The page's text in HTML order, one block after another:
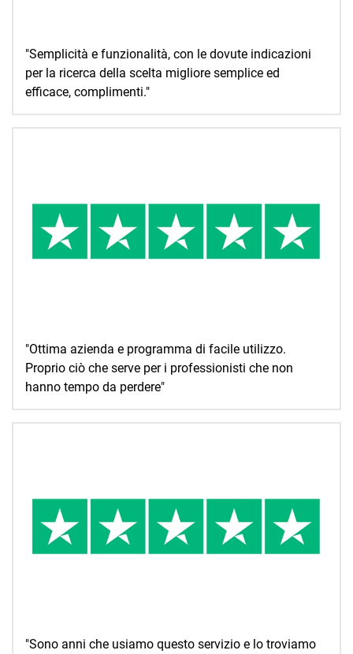
"Semplicità e funzionalità, con le dovute indicazioni
per la ricerca della scelta migliore semplice ed
efficace, complimenti."
"Ottima azienda e programma di facile utilizzo.
Proprio ciò che serve per i professionisti che non
hanno tempo da perdere"
"Sono anni che usiamo questo servizio e lo troviamo